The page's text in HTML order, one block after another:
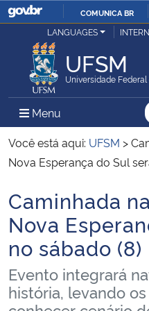
COMUNICA BR
Ministério da Justiça e Segurança
Ministério da Defesa
Ministério das Relações Exteriores
Ministério da Infraestrutura
Ministério da Agricultura, Pecuária e
Ministério da Educação
LANGUAGES
UFSM
Universidade
Menu Menu Principal
Você está aqui: UFSM >
Nova Esperança do Sul
Início do conteúdo
Caminhada
Nova
no sábado (8)
Evento integrará
história, levando